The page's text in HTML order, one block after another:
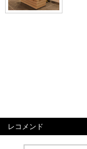
レコメンド